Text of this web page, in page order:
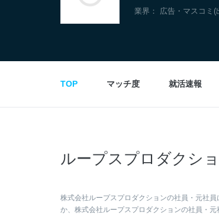
業界： 広告・マスコミ(
TOP マッチ度 就活速報
ループスプロダクシ
株式会社ループスプロダクションの社員・元社
か、株式会社ループスプロダクションの社員・